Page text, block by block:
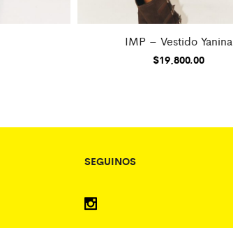
IMP – Vestido Yanina
$19,800.00
SEGUINOS